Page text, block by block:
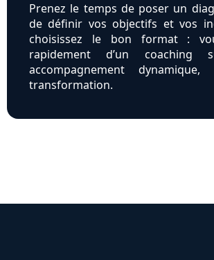
Prenez le temps de poser un
de définir vos objectifs et vos
choisissez le bon format :
rapidement d’un
accompagnement
transformation.